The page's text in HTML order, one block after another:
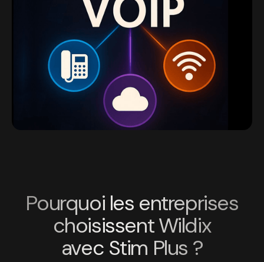
Pourquoi les entreprises
choisissent Wildix
avec Stim Plus ?